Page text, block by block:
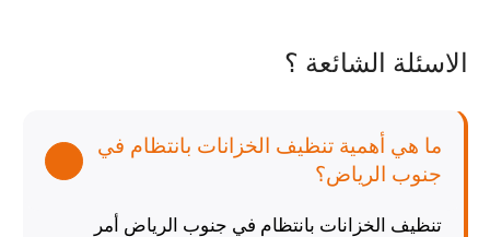
الاسئلة الشائعة ؟
ما هي أهمية تنظيف الخزانات بانتظام في
جنوب الرياض؟
تنظيف الخزانات بانتظام في جنوب الرياض أمر